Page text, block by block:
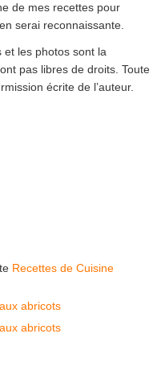
de mes recettes pour
serai reconnaissante.
et les photos sont la
pas libres de droits. Toute
écrite de l’auteur.
Recettes de Cuisine